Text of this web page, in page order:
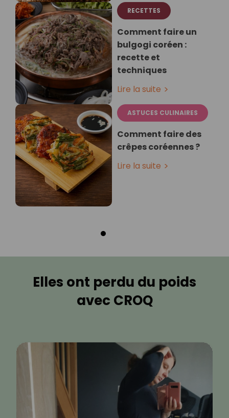
RECETTES
Comment faire un
bulgogi coréen :
recette et
techniques
Lire la suite
ASTUCES CULINAIRES
Comment faire des
crêpes coréennes ?
Lire la suite
Elles ont perdu du poids
avec CROQ